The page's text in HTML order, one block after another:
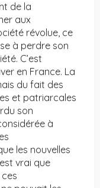
de la
aux
révolue, ce
à perdre son
C’est
en France. La
du fait des
et patriarcales
son
à
les nouvelles
vrai que